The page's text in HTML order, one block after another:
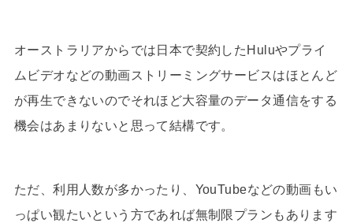
オーストラリアからでは日本で契約したHuluやプライ
ムビデオなどの動画ストリーミングサービスはほとんど
が再生できないのでそれほど大容量のデータ通信をする
機会はあまりないと思って結構です。
ただ、利用人数が多かったり、YouTubeなどの動画もい
っぱい観たいという方であれば無制限プランもあります